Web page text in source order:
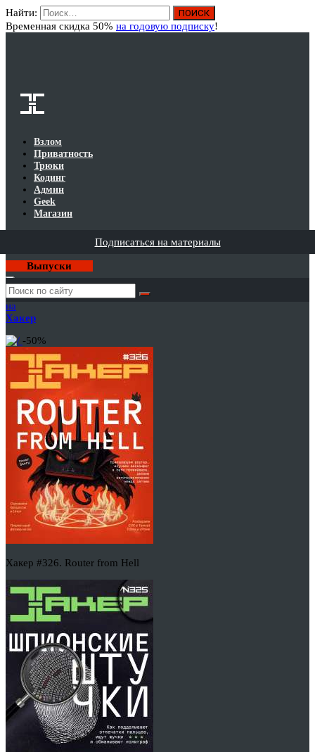
Найти:
Временная скидка 50% на годовую подписку!
Взлом
Приватность
Трюки
Кодинг
Админ
Geek
Магазин
Подписаться на материалы
Выпуски
Годовая
подписка
на
Хакер
-50%
Хакер #326. Router from Hell